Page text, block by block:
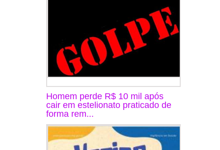
Homem perde R$ 10 mil após
cair em estelionato praticado de
forma rem...